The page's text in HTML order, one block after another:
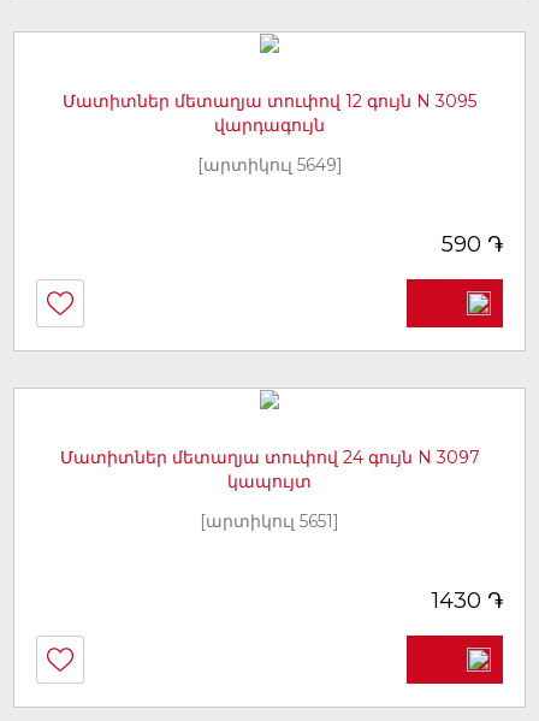
Մատիտներ մետաղյա տուփով 12 գույն N 3095
վարդագույն
[արտիկուլ 5649]
590 ֏
Մատիտներ մետաղյա տուփով 24 գույն N 3097
կապույտ
[արտիկուլ 5651]
1430 ֏